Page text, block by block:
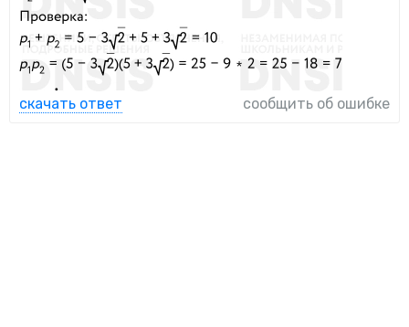
скачать ответ сообщить об ошибке